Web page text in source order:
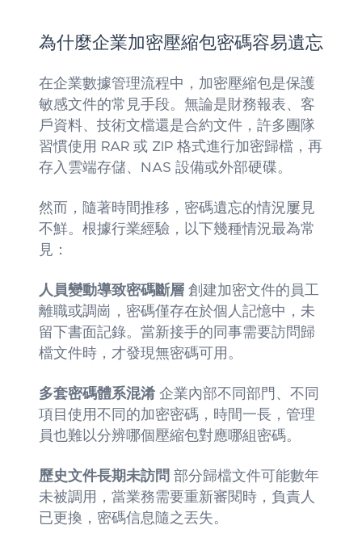
為什麼企業加密壓縮包密碼容易遺忘
在企業數據管理流程中，加密壓縮包是保護
敏感文件的常見手段。無論是財務報表、客
戶資料、技術文檔還是合約文件，許多團隊
習慣使用 RAR 或 ZIP 格式進行加密歸檔，再
存入雲端存儲、NAS 設備或外部硬碟。
然而，隨著時間推移，密碼遺忘的情況屢見
不鮮。根據行業經驗，以下幾種情況最為常
見：
人員變動導致密碼斷層 創建加密文件的員工
離職或調崗，密碼僅存在於個人記憶中，未
留下書面記錄。當新接手的同事需要訪問歸
檔文件時，才發現無密碼可用。
多套密碼體系混淆 企業內部不同部門、不同
項目使用不同的加密密碼，時間一長，管理
員也難以分辨哪個壓縮包對應哪組密碼。
歷史文件長期未訪問 部分歸檔文件可能數年
未被調用，當業務需要重新審閱時，負責人
已更換，密碼信息隨之丟失。